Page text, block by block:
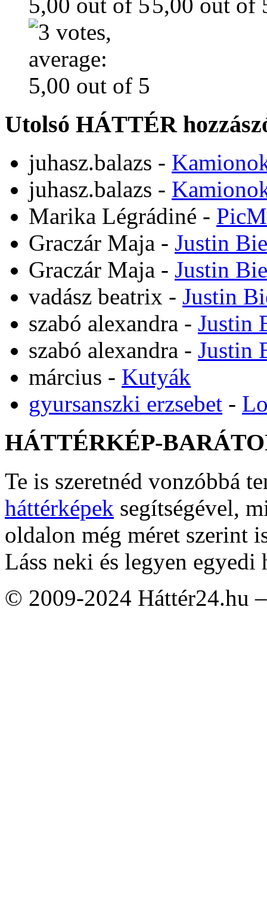
Utolsó HÁTTÉR
juhasz.balazs -
juhasz.balazs -
Marika Légrádiné -
Graczár Maja - Justin
Graczár Maja - Justin
vadász beatrix - Justin
szabó alexandra - Justin
szabó alexandra - Justin
március - Kutyák
gyursanszki erzsebet -
HÁTTÉRKÉP-
Te is szeretnéd vonzóbbá
háttérképek segítségével,
oldalon még méret szerint
Láss neki és legyen egyedi
© 2009-2024 Háttér24.hu